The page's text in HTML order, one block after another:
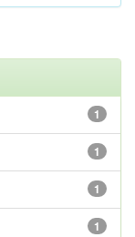
1
1
1
1